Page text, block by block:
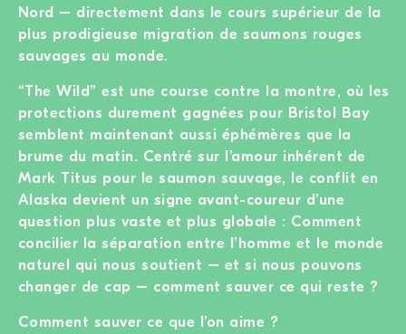
Nord – directement dans le cours supérieur de la
plus prodigieuse migration de saumons rouges
sauvages au monde.
“The Wild” est une course contre la montre, où les
protections durement gagnées pour Bristol Bay
semblent maintenant aussi éphémères que la
brume du matin. Centré sur l’amour inhérent de
Mark Titus pour le saumon sauvage, le conflit en
Alaska devient un signe avant-coureur d’une
question plus vaste et plus globale : Comment
concilier la séparation entre l’homme et le monde
naturel qui nous soutient – et si nous pouvons
changer de cap – comment sauver ce qui reste ?
Comment sauver ce que l’on aime ?